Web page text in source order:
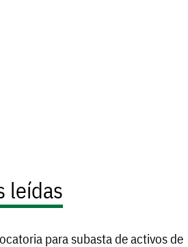
leídas
para subasta de activos de